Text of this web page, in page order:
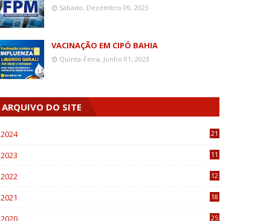
Sábado, Dezembro 09, 2023
VACINAÇÃO EM CIPÓ BAHIA
Quinta-Feira, Junho 01, 2023
ARQUIVO DO SITE
2024 21
2023
11
2022
12
2021
18
2020 25